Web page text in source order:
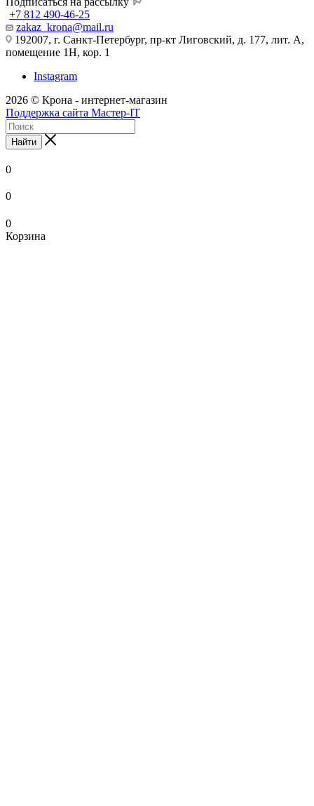
+7 812 490-46-25
zakaz_krona@mail.ru
192007, г. Санкт-Петербург, пр-кт Лиговский, д. 177, лит. А,
помещение 1Н, кор. 1
Instagram
2026 © Крона - интернет-магазин
Поддержка сайта Мастер-IT
Найти
0
0
0
Корзина